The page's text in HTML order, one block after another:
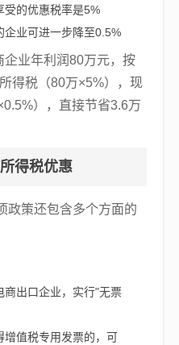
受的优惠税率是5%
企业可进一步降至0.5%
业年利润80万元，按
得税（80万×5%），现
），直接节省3.6万
得税优惠
政策还包含多个方面的
商出口企业，实行"无票
增值税专用发票的，可